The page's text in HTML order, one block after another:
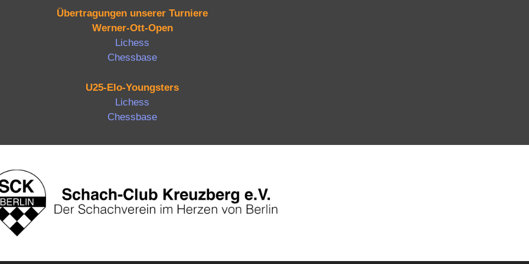
Übertragungen unserer Turniere
Werner-Ott-Open
Lichess
Chessbase
U25-Elo-Youngsters
Lichess
Chessbase